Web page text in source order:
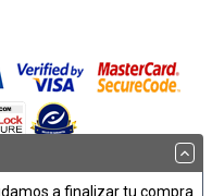
a finalizar tu compra
S.A. de C.V.